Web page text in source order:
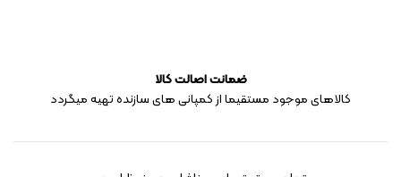
ضمانت اصالت کالا
کالاهای موجود مستقیما از کمپانی های سازنده تهیه میگردد